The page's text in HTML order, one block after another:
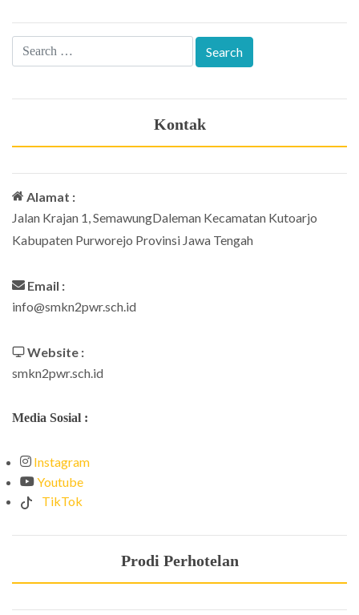
Kontak
Alamat :
Jalan Krajan 1, SemawungDaleman Kecamatan Kutoarjo
Kabupaten Purworejo Provinsi Jawa Tengah
Email :
info@smkn2pwr.sch.id
Website :
smkn2pwr.sch.id
Media Sosial :
Instagram
Youtube
TikTok
Prodi Perhotelan